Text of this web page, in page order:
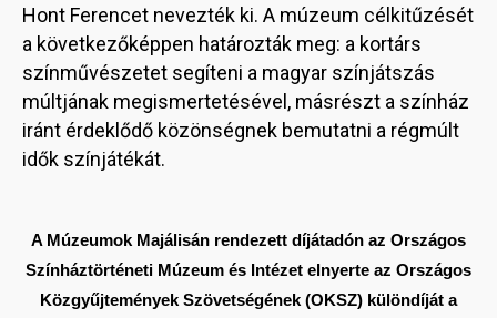
Hont Ferencet nevezték ki. A múzeum célkitűzését
a következőképpen határozták meg: a kortárs
színművészetet segíteni a magyar színjátszás
múltjának megismertetésével, másrészt a színház
iránt érdeklődő közönségnek bemutatni a régmúlt
idők színjátékát.
A Múzeumok Majálisán rendezett díjátadón az Országos
Színháztörténeti Múzeum és Intézet elnyerte az Országos
Közgyűjtemények Szövetségének (OKSZ) különdíját a